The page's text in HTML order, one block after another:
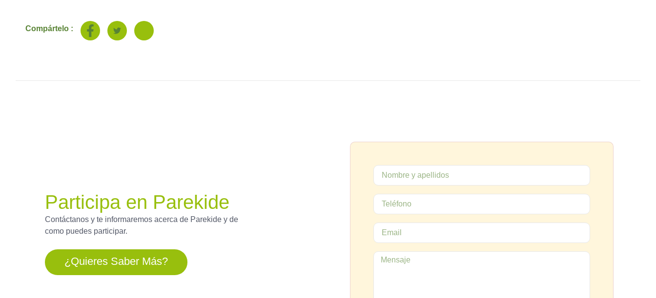
Compártelo :
Participa en Parekide
Contáctanos y te informaremos acerca de Parekide y de
como puedes participar.
¿quieres Saber Más?